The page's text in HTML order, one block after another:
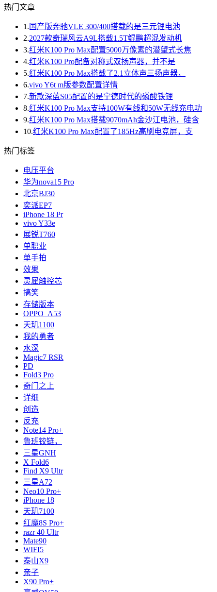
热门文章
1. 国产版奔驰VLE 300/400搭载的是三元锂电池
2.2027款奇瑞风云A9L搭载1.5T鲲鹏超混发动机
3.红米K100 Pro Max配置5000万像素的潜望式长焦
4.红米K100 Pro配备对称式双扬声器，并不是
5.红米K100 Pro Max搭载了2.1立体声三扬声器，
6.vivo Y6t m版参数配置详情
7.新款深蓝S05配置的是宁德时代的磷酸铁锂
8.红米K100 Pro Max支持100W有线和50W无线充电功
9.红米K100 Pro Max搭载9070mAh金沙江电池，硅含
10.红米K100 Pro Max配置了185Hz高刷电竞屏，支
热门标签
电压平台
华为nova15 Pro
北京BJ30
奕派EP7
iPhone 18 Pr
vivo Y33e
展锐T760
单职业
单手拍
效果
灵犀触控芯
搞笑
存储版本
OPPO A53
天玑1100
我的勇者
水深
Magic7 RSR
PD
Fold3 Pro
奇门之上
详细
创造
反充
Note14 Pro+
鲁班铰链，
三星GNH
X Fold6
Find X9 Ultr
三星A72
Neo10 Pro+
iPhone 18
天玑7100
红魔8S Pro+
razr 40 Ultr
Mate90
WIFI5
泰山X9
亲子
X90 Pro+